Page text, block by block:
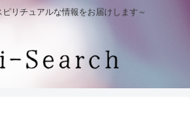
リチュアルな情報をお届けします～